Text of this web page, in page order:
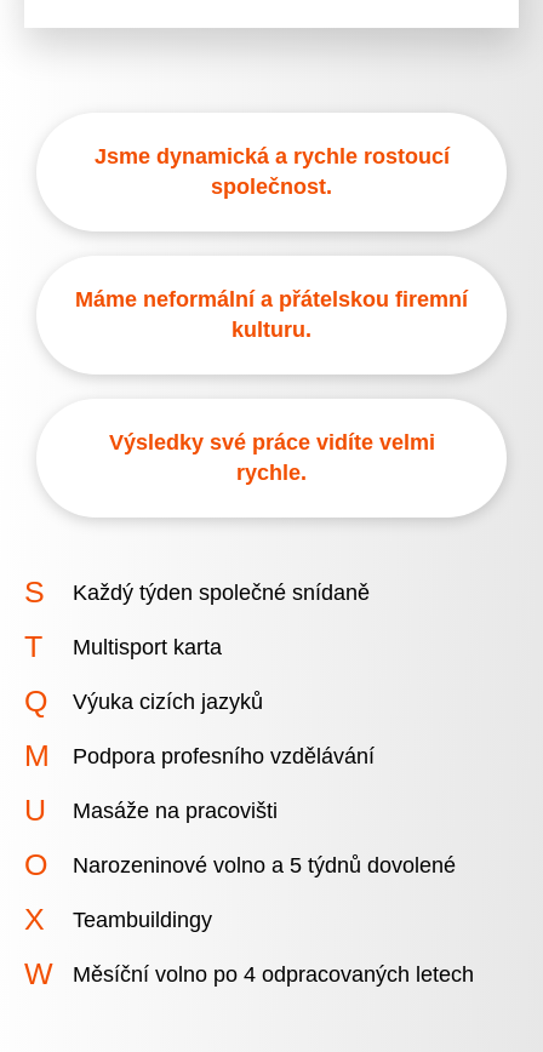
Jsme dynamická a rychle rostoucí
společnost.
Máme neformální a přátelskou firemní
kulturu.
Výsledky své práce vidíte velmi
rychle.
Každý týden společné snídaně
Multisport karta
Výuka cizích jazyků
Podpora profesního vzdělávání
Masáže na pracovišti
Narozeninové volno a 5 týdnů dovolené
Teambuildingy
Měsíční volno po 4 odpracovaných letech